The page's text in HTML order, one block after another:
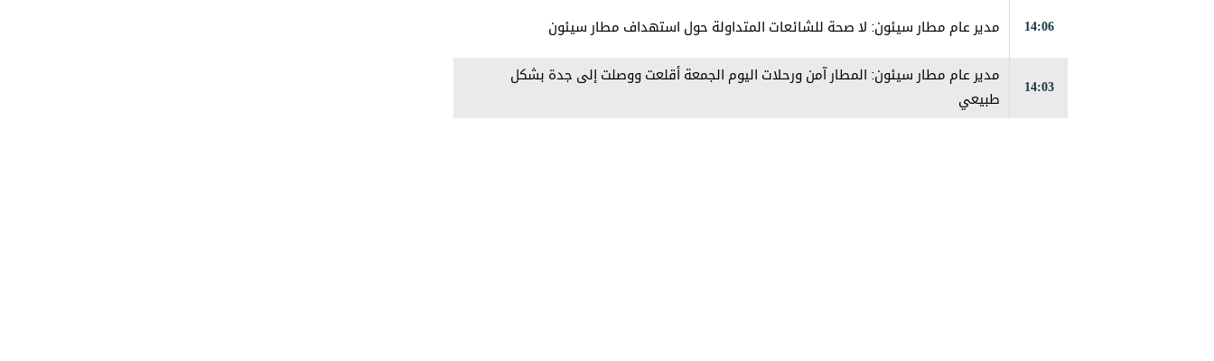
14:06 مدير عام مطار سيئون: لا صحة للشائعات المتداولة حول استهداف مطار سيئون
14:03
مدير عام مطار سيئون: المطار آمن ورحلات اليوم الجمعة أقلعت ووصلت إلى جدة بشكل
طبيعي